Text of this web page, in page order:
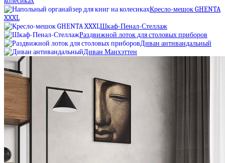
Кресло-мешок GHENTA
XXXL
Шкаф-Пенал-Стеллаж
Раздвижной лоток для столовых приборов
Диван антивандальный
Диван Манхэттен